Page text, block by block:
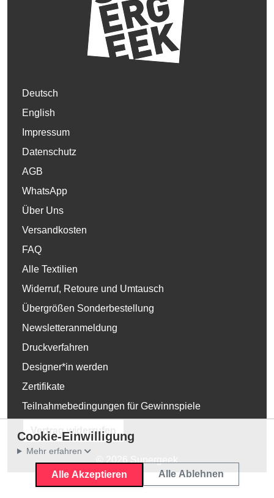
Deutsch
English
Impressum
Datenschutz
AGB
WhatsApp
Über Uns
Versandkosten
FAQ
Alle Textilien
Widerruf, Retoure und Umtausch
Übergrößen Sonderbestellung
Newsletteranmeldung
Druckverfahren
Designer*in werden
Zertifikate
Teilnahmebedingungen für Gewinnspiele
Vertrag widerrufen
Cookie-Einwilligung
Mehr erfahren
Alle Akzeptieren Alle Ablehnen